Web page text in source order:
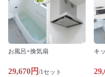
お風呂×換気扇
29,670円 /1セット
キ